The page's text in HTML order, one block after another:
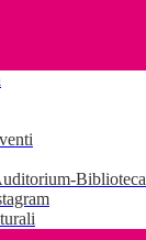
Biblioteca